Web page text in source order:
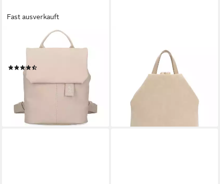
Fast ausverkauft
Rucksack Mademoiselle.M,
ab 51,00 €
lieferbar - in 2-3 Werktagen bei dir
tlg), Für Damen
UVP 49,99 €
lieferbar - in 3-4 Werktagen bei dir